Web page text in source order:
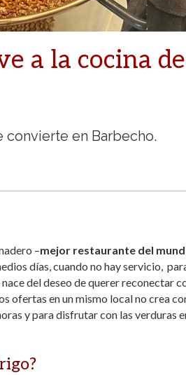
a la cocina
convierte en Barbecho.
–mejor restaurante del
días, cuando no hay servicio,
del deseo de querer reconectar
ofertas en un mismo local no crea
y para disfrutar con las verduras